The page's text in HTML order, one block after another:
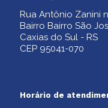
Rua Antônio Zanini
Bairro Bairro São
Caxias do Sul - RS
CEP 95041-070
Horário de